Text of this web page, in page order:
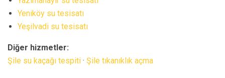
Yeniköy su tesisatı
Yeşilvadi su tesisatı
Diğer hizmetler:
Şile su kaçağı tespiti · Şile tıkanıklık açma